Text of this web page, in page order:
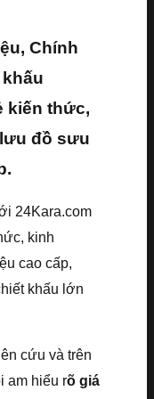
Chính
kiến thức,
đồ sưu
24Kara.com
kinh
cao cấp,
khấu lớn
cứu và trên
am hiểu rõ giá